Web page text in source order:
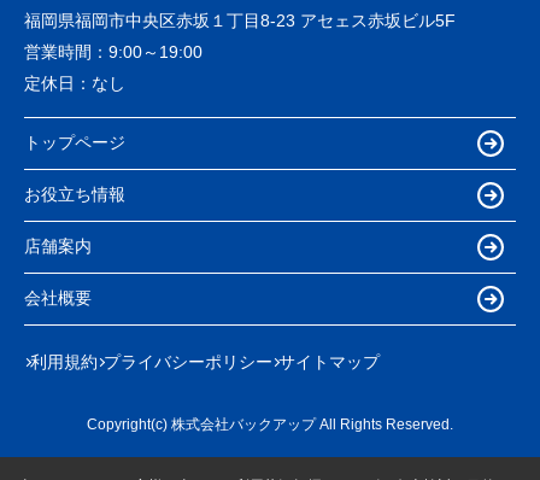
福岡県福岡市中央区赤坂１丁目8-23 アセェス赤坂ビル5F
営業時間： 9:00～19:00
定休日： なし
トップページ
お役立ち情報
店舗案内
会社概要
利用規約 プライバシーポリシー サイトマップ
Copyright(c) 株式会社バックアップ All Rights Reserved.